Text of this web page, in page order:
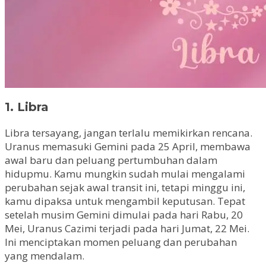
1. Libra
Libra tersayang, jangan terlalu memikirkan rencana.
Uranus memasuki Gemini pada 25 April, membawa
awal baru dan peluang pertumbuhan dalam
hidupmu. Kamu mungkin sudah mulai mengalami
perubahan sejak awal transit ini, tetapi minggu ini,
kamu dipaksa untuk mengambil keputusan. Tepat
setelah musim Gemini dimulai pada hari Rabu, 20
Mei, Uranus Cazimi terjadi pada hari Jumat, 22 Mei.
Ini menciptakan momen peluang dan perubahan
yang mendalam.